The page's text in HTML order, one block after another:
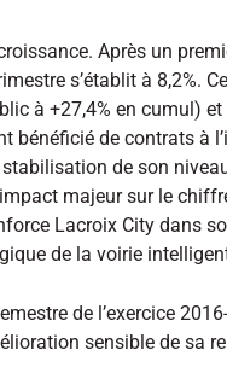
Après un
s’établit à 8,2%.
à +27,4% en cumul)
bénéficié de contrats à
de son
majeur sur le
Lacroix City dans
de la voirie
de l’exercice
sensible de sa